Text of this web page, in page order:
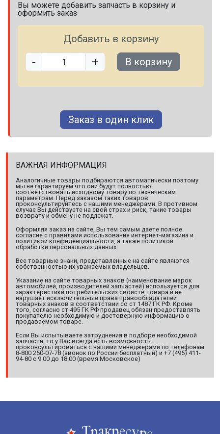
Вы можете добавить запчасть в корзину и
оформить заказ
Добавить в корзину
- + В корзину
Заказ в один клик
ВАЖНАЯ ИНФОРМАЦИЯ
Аналогичные товары подбираются автоматически поэтому
мы не гарантируем что они будут полностью
соответствовать исходному товару по техническим
параметрам. Перед заказом таких товаров
проконсультируйтесь с нашими менеджерами. В противном
случае Вы действуете на свой страх и риск, такие товары
возврату и обмену не подлежат.
Оформляя заказ на сайте, Вы тем самым даете полное
согласие с правилами использования интернет-магазина и
политикой конфиденциальности, а также политикой
обработки персональных данных.
Все товарные знаки, представленные на сайте являются
собственностью их уважаемых владельцев.
Указание на сайте товарных знаков (наименование марок
автомобилей, производителей запчастей) используется для
характеристики потребительских свойств товара и не
нарушает исключительные права правообладателей
товарных знаков в соответствии со ст 1487 ГК РФ. Кроме
того, согласно ст 495 ГК РФ продавец обязан предоставлять
покупателю необходимую и достоверную информацию о
продаваемом товаре.
Если Вы испытываете затруднения в подборе необходимой
запчасти, то у Вас всегда есть возможность
проконсультироваться с нашими менеджерами по телефонам
8-800 250-07-78 (звонок по России бесплатный) и +7 (495) 411-
94-80 с 9.00 до 18.00 (время Московское)